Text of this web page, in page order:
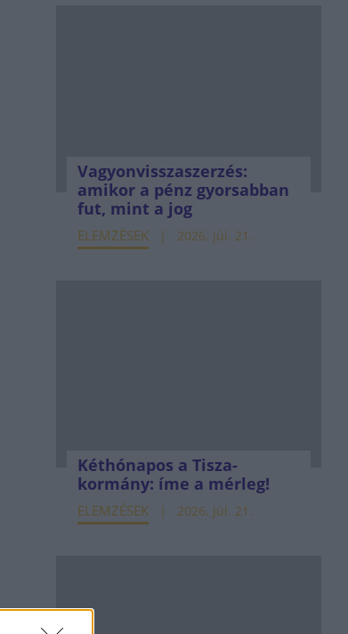
Vagyonvisszaszerzés:
amikor a pénz gyorsabban
fut, mint a jog
ELEMZÉSEK 2026. júl. 21.
Kéthónapos a Tisza-
kormány: íme a mérleg!
ELEMZÉSEK 2026. júl. 21.